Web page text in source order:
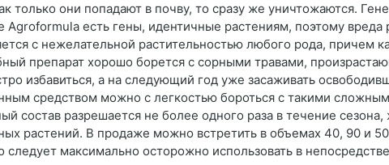
только они попадают в почву, то сразу же уничтожаются.
Agroformula есть гены, идентичные растениям, поэтому
с нежелательной растительностью любого рода, причем
препарат хорошо борется с сорными травами,
избавиться, а на следующий год уже засаживать
средством можно с легкостью бороться с такими
состав разрешается не более одного раза в течение
растений. В продаже можно встретить в объемах 40, 90 и
максимально осторожно использовать в